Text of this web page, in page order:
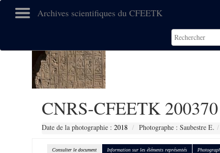
Archives scientifiques du CFEETK
CNRS-CFEETK 200370
Date de la photographie : 2018 Photographe : Saubestre E.
Consulter le document Information sur les éléments représentés